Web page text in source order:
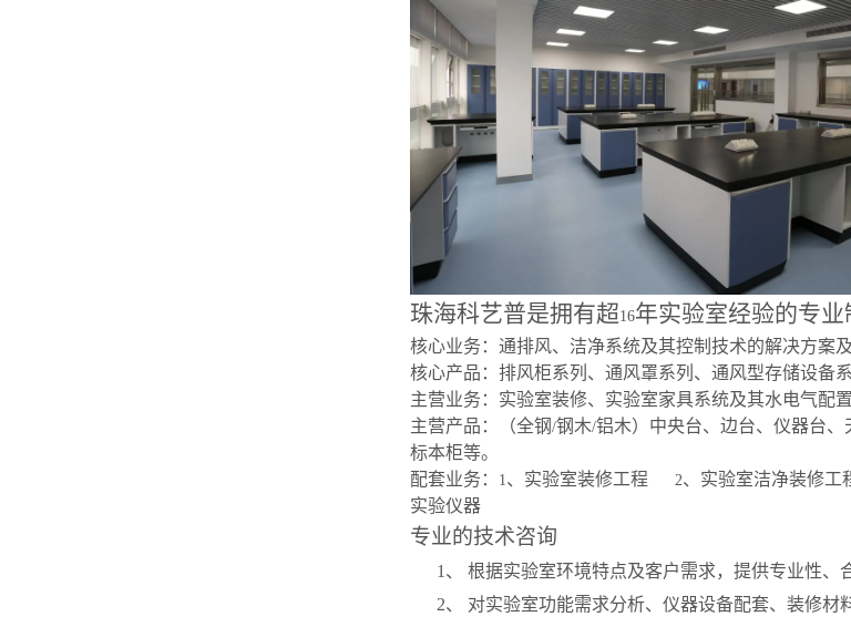
珠海科艺普是拥有超16年实验室经验的专业
核心业务：通排风、洁净系统及其控制技术的解决方案及
核心产品：排风柜系列、通风罩系列、通风型存储设备
主营业务：实验室装修、实验室家具系统及其水电气配
主营产品：（全钢 /钢木/铝木）中央台、边台、仪器台、
标本柜等。
配套业务：
1、实验室装修工程 2、实验室洁净装修工
实验仪器
专业的技术咨询
1 、 根据实验室环境特点及客户需求，提供专业性、
2、 对实验室功能需求分析、仪器设备配套、装修材